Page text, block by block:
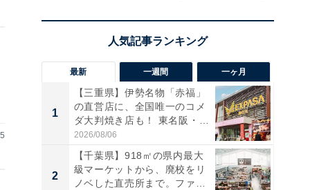
最新 一週間 一ヶ月
1
【三重県】伊勢名物「赤福」
の直営店に、全国唯一のコメ
ダ大判焼き店も！ 東名阪・
伊...
2026/08/06
2
【千葉県】918㎡の県内最大
級マーケットから、廃校をリ
ノベした直売所まで。ファ